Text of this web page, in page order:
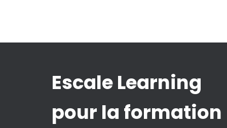
Escale Learning
pour la formation